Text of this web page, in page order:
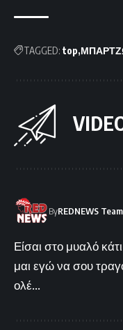
TAGGED: top
ByREDNEWS Team
Είσαι στο μυαλό
μαι εγώ να σου
ολέ...